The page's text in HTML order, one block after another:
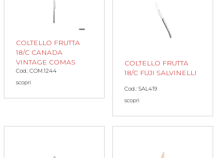
COLTELLO FRUTTA
18/C CANADA
VINTAGE COMAS
Cod.: COM.1244
scopri
COLTELLO FRUTTA
18/C FUJI SALVINELLI
Cod.: SAL419
scopri